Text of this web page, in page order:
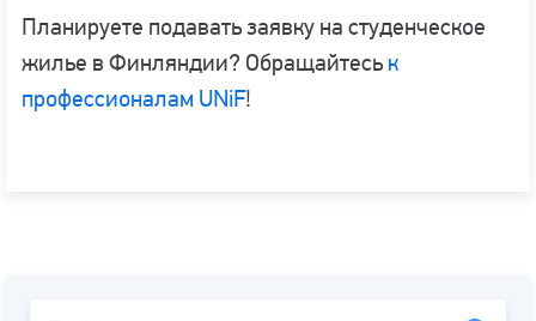
Планируете подавать заявку на студенческое
жилье в Финляндии? Обращайтесь к
профессионалам UNiF!